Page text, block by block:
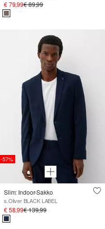
€ 79,99€ 89,99
-57%
Slim: Indoor-Sakko
s.Oliver BLACK LABEL
€ 58,99€ 139,99